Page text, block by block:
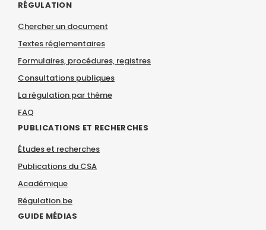
RÉGULATION
Chercher un document
Textes réglementaires
Formulaires, procédures, registres
Consultations publiques
La régulation par thème
FAQ
PUBLICATIONS ET RECHERCHES
Études et recherches
Publications du CSA
Académique
Régulation.be
GUIDE MÉDIAS